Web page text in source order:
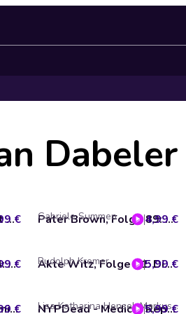
Dabeler
Oscar Wilde & Mycroft Holmes, Sonderermittler der Krone: Ultimative Sammlung Volume 5 (ungekürzt)€ Pater Brown, Folge 89: Die kalten Herzen (ungekürzt)
Gabriele Summen 4,99 €
Pater Brown, Folge 84: Tödliche Torte€ Akte Witz, Folge 11: Die Insel des irren Doktors
Rudolph Kremer 5,99 €
Irene Adler, Sonderermittlerin der Krone, Folge 17: Menschen der Erde€ NYPDead - Medical Report, Folge 15: Eine Stadt ohne VerbrechenLisa Katharina Hensel, Markus Topf
5,99 €